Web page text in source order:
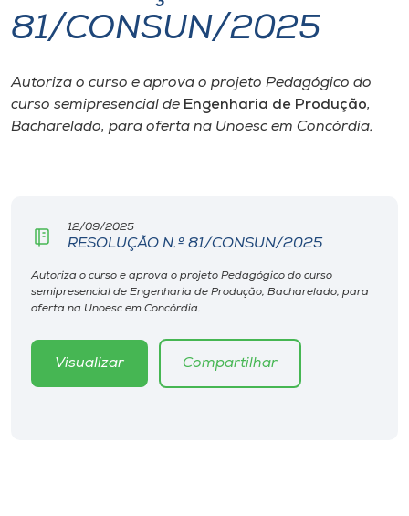
I.nova
Diplomados
Editora
Rádio
81/CONSUN/2025
Autoriza o curso e aprova o projeto Pedagógico do
curso semipresencial de Engenharia de Produção,
Bacharelado, para oferta na Unoesc em Concórdia.
12/09/2025
RESOLUÇÃO N.º 81/CONSUN/2025
Autoriza o curso e aprova o projeto Pedagógico do curso
semipresencial de Engenharia de Produção, Bacharelado, para
oferta na Unoesc em Concórdia.
Visualizar Compartilhar